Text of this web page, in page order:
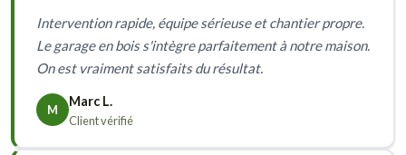
Intervention rapide, équipe sérieuse et chantier propre.
Le garage en bois s'intègre parfaitement à notre maison.
On est vraiment satisfaits du résultat.
M
Marc L.
Client vérifié